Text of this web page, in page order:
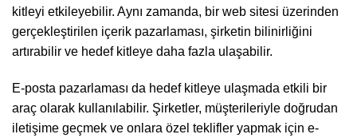
kitleyi etkileyebilir. Aynı zamanda, bir web sitesi üzerinden
gerçekleştirilen içerik pazarlaması, şirketin bilinirliğini
artırabilir ve hedef kitleye daha fazla ulaşabilir.
E-posta pazarlaması da hedef kitleye ulaşmada etkili bir
araç olarak kullanılabilir. Şirketler, müşterileriyle doğrudan
iletişime geçmek ve onlara özel teklifler yapmak için e-